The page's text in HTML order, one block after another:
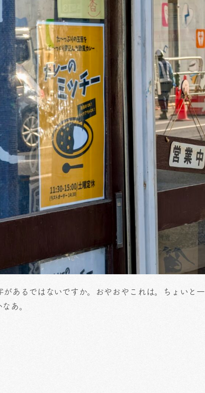
あるではないですか。おやおやこれは。ちょいと一
あ。